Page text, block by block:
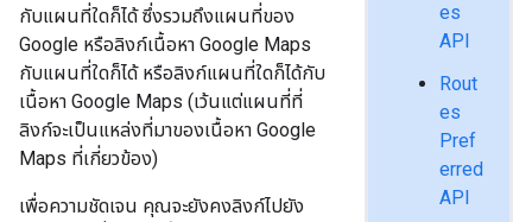
es
API
Rout
es
Pref
erred
API
กับแผนที่ใดก็ได้ ซึ่งรวมถึงแผนที่ของ
Google หรือลิงก์เนื้อหา Google Maps
กับแผนที่ใดก็ได้ หรือลิงก์แผนที่ใดก็ได้กับ
เนื้อหา Google Maps (เว้นแต่แผนที่ที่
ลิงก์จะเป็นแหล่งที่มาของเนื้อหา Google
Maps ที่เกี่ยวข้อง)
เพื่อความชัดเจน คุณจะยังคงลิงก์ไปยัง